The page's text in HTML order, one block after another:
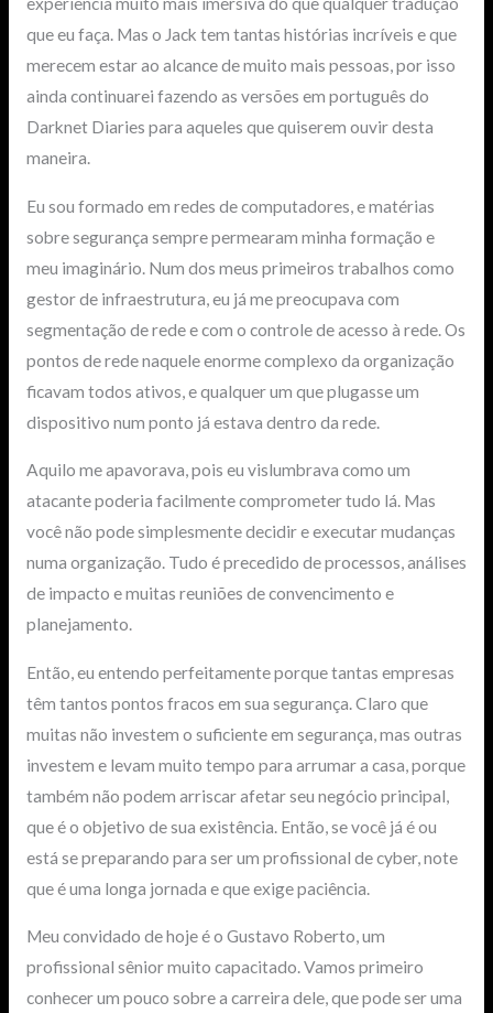
que eu faça. Mas o Jack tem tantas histórias incríveis e que
merecem estar ao alcance de muito mais pessoas, por isso
ainda continuarei fazendo as versões em português do
Darknet Diaries para aqueles que quiserem ouvir desta
maneira.
Eu sou formado em redes de computadores, e matérias
sobre segurança sempre permearam minha formação e
meu imaginário. Num dos meus primeiros trabalhos como
gestor de infraestrutura, eu já me preocupava com
segmentação de rede e com o controle de acesso à rede. Os
pontos de rede naquele enorme complexo da organização
ficavam todos ativos, e qualquer um que plugasse um
dispositivo num ponto já estava dentro da rede.
Aquilo me apavorava, pois eu vislumbrava como um
atacante poderia facilmente comprometer tudo lá. Mas
você não pode simplesmente decidir e executar mudanças
numa organização. Tudo é precedido de processos, análises
de impacto e muitas reuniões de convencimento e
planejamento.
Então, eu entendo perfeitamente porque tantas empresas
têm tantos pontos fracos em sua segurança. Claro que
muitas não investem o suficiente em segurança, mas outras
investem e levam muito tempo para arrumar a casa, porque
também não podem arriscar afetar seu negócio principal,
que é o objetivo de sua existência. Então, se você já é ou
está se preparando para ser um profissional de cyber, note
que é uma longa jornada e que exige paciência.
Meu convidado de hoje é o Gustavo Roberto, um
profissional sênior muito capacitado. Vamos primeiro
conhecer um pouco sobre a carreira dele, que pode ser uma